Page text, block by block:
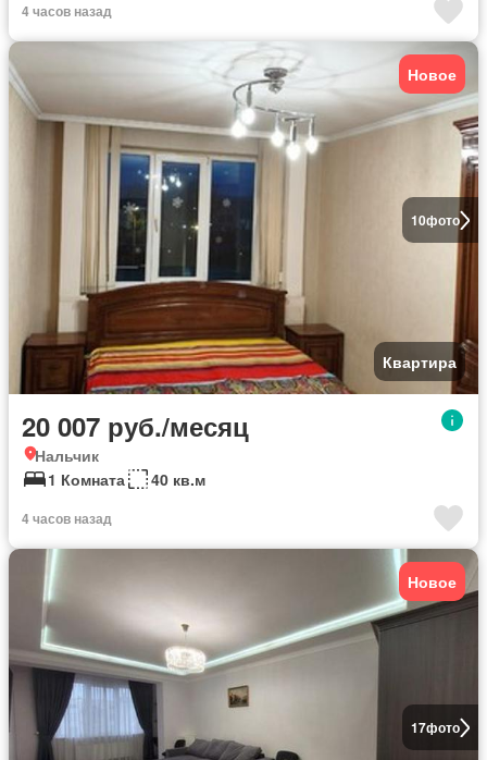
4 часов назад
10фото
Новое
Квартира
20 007 руб./месяц
Нальчик
1 Комната
40 кв.м
4 часов назад
17фото
Новое